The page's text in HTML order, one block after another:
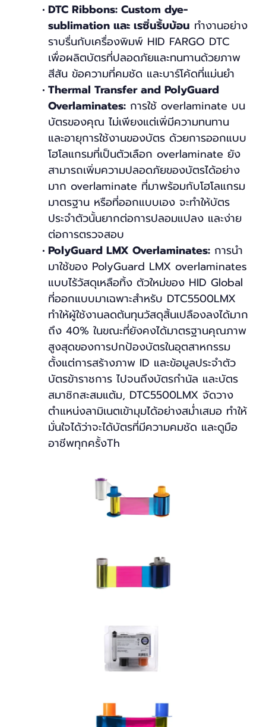
DTC Ribbons: Custom dye-
sublimation และ เรซิ่นริ้บบ้อน ทำงานอย่าง
ราบรื่นกับเครื่องพิมพ์ HID FARGO DTC
เพื่อผลิตบัตรที่ปลอดภัยและทนทานด้วยภาพ
สีสัน ข้อความที่คมชัด และบาร์โค้ดที่แม่นยำ
Thermal Transfer and PolyGuard
Overlaminates: การใช้ overlaminate บน
บัตรของคุณ ไม่เพียงแต่เพิ่มีความทนทาน
และอายุการใช้งานของบัตร ด้วยการออกแบบ
โฮโลแกรมที่เป็นตัวเลือก overlaminate ยัง
สามารถเพิ่มความปลอดภัยของบัตรได้อย่าง
มาก overlaminate ที่มาพร้อมกับโฮโลแกรม
มาตรฐาน หรือที่ออกแบบเอง จะทำให้บัตร
ประจำตัวนั้นยากต่อการปลอมแปลง และง่าย
ต่อการตรวจสอบ
PolyGuard LMX Overlaminates:การนำ
มาใช้ของ PolyGuard LMX overlaminates
แบบไร้วัสดุเหลือทิ้ง ตัวใหม่ของ HID Global
ที่ออกแบบมาเฉพาะสำหรับ DTC5500LMX
ทำให้ผู้ใช้งานลดต้นทุนวัสดุสิ้นเปลืองลงได้มาก
ถึง 40% ในขณะที่ยังคงได้มาตรฐานคุณภาพ
สูงสุดของการปกป้องบัตรในอุตสาหกรรม
ตั้งแต่การสร้างภาพ ID และข้อมูลประจำตัว
บัตรข้าราชการ ไปจนถึงบัตรกำนัล และบัตร
สมาชิกสะสมแต้ม, DTC5500LMX จัดวาง
ตำแหน่งลามิเนตเข้ามุมได้อย่างสม่ำเสมอ ทำให้
มั่นใจได้ว่าจะได้บัตรที่มีความคมชัด และดูมือ
อาชีพทุกครั้งTh